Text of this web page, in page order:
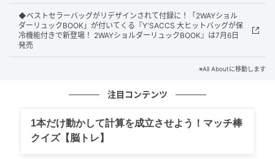
縦32×横45×まち13cmの大きめサイズで、2Lのペット
ボトルや牛乳パックも寝かせずそのまま収納できま
す。まとめ買いした肉の大容量パックもすっぽり入る
ので、スーパーへのお買い物時に大活躍。ビビッドな
ピンクの持ち手とファスナーがアクセントになってお
のイラストが全面にあしらわれたキュートなデザイン
です。
◆ベストセラーバッグがリデザインされて付録に！「2WAYショル
ダーリュックBOOK」が付いてくる『Y'SACCS 大ヒットバッグが保
冷機能付きで新登場！ 2WAYショルダーリュックBOOK』は7月6日
発売
※All Aboutに移動します
注目コンテンツ
1本だけ動かして計算を成立させよう！マッチ棒
クイズ【脳トレ】